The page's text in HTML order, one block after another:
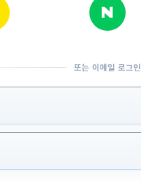
또는 이메일 로그인